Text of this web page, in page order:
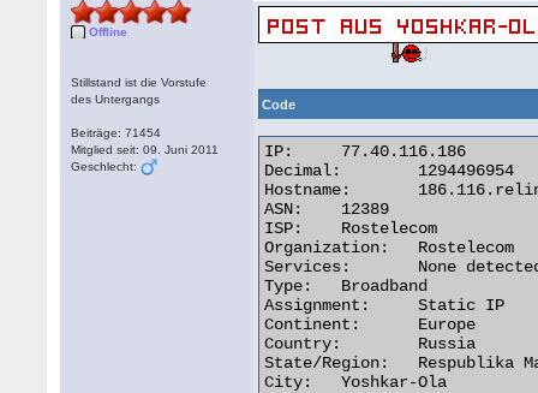
Offline
Stillstand ist die Vorstufe
des Untergangs
Beiträge: 71454
Mitglied seit: 09. Juni 2011
Geschlecht:
Code
IP:	77.40.116.186
Decimal:	1294496954
Hostname:	186.116.relinfo.ru
ASN:	12389
ISP:	Rostelecom
Organization:	Rostelecom
Services:	None detected
Type:	Broadband
Assignment:	Static IP
Continent:	Europe
Country:	Russia
State/Region:	Respublika Mariy-El
City:	Yoshkar-Ola